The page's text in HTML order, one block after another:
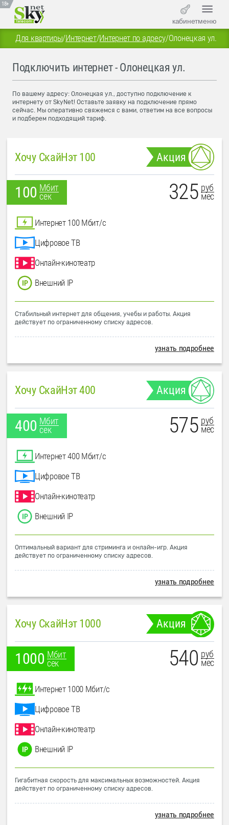
18+
кабинетменю
Для квартиры/Интернет/Интернет по адресу/Олонецкая ул.
Подключить интернет - Олонецкая ул.
По вашему адресу: Олонецкая ул., доступно подключение к
интернету от SkyNet! Оставьте заявку на подключение прямо
сейчас. Мы оперативно свяжемся с вами, ответим на все вопросы
и подберем подходящий тариф.
Хочу СкайНэт 100 Акция
100 Мбит
сек
325 руб
мес
Интернет 100 Мбит/с
Цифровое ТВ
Онлайн-кинотеатр
Внешний IP
Стабильный интернет для общения, учебы и работы. Акция
действует по ограниченному списку адресов.
узнать подробнее
Хочу СкайНэт 400 Акция
400 Мбит
сек
575 руб
мес
Интернет 400 Мбит/с
Цифровое ТВ
Онлайн-кинотеатр
Внешний IP
Оптимальный вариант для стриминга и онлайн-игр. Акция
действует по ограниченному списку адресов.
узнать подробнее
Хочу СкайНэт 1000 Акция
1000 Мбит
сек
540 руб
мес
Интернет 1000 Мбит/с
Цифровое ТВ
Онлайн-кинотеатр
Внешний IP
Гигабитная скорость для максимальных возможностей. Акция
действует по ограниченному списку адресов.
узнать подробнее